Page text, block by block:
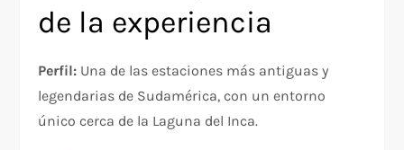
de la experiencia
Perfil: Una de las estaciones más antiguas y
legendarias de Sudamérica, con un entorno
único cerca de la Laguna del Inca.